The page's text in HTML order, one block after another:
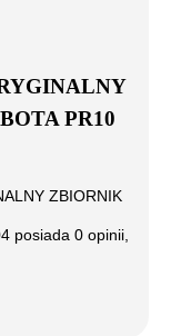
PR10
ZBIORNIK
posiada 0 opinii,